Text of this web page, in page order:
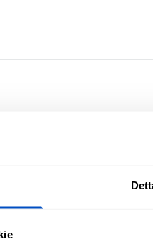
le tue creazioni
Italia, da Bolzano
dalle Alpi all'Etna. E,